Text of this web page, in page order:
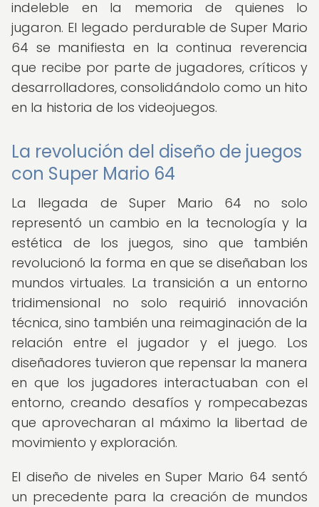
indeleble en la memoria de quienes lo
jugaron. El legado perdurable de Super Mario
64 se manifiesta en la continua reverencia
que recibe por parte de jugadores, críticos y
desarrolladores, consolidándolo como un hito
en la historia de los videojuegos.
La revolución del diseño de juegos
con Super Mario 64
La llegada de Super Mario 64 no solo
representó un cambio en la tecnología y la
estética de los juegos, sino que también
revolucionó la forma en que se diseñaban los
mundos virtuales. La transición a un entorno
tridimensional no solo requirió innovación
técnica, sino también una reimaginación de la
relación entre el jugador y el juego. Los
diseñadores tuvieron que repensar la manera
en que los jugadores interactuaban con el
entorno, creando desafíos y rompecabezas
que aprovecharan al máximo la libertad de
movimiento y exploración.
El diseño de niveles en Super Mario 64 sentó
un precedente para la creación de mundos